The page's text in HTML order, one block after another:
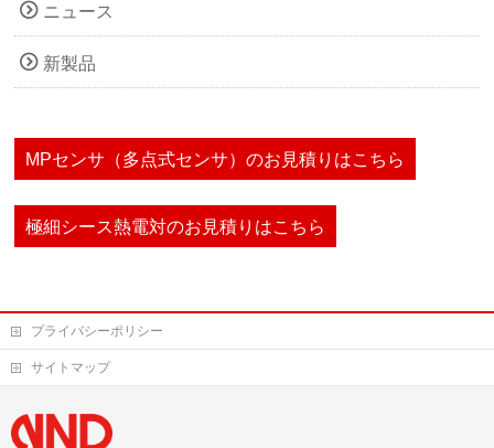
ニュース
新製品
MPセンサ（多点式センサ）のお見積りはこちら
極細シース熱電対のお見積りはこちら
プライバシーポリシー
サイトマップ